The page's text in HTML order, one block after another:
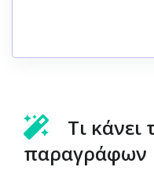
Τι κάνει
παραγράφων